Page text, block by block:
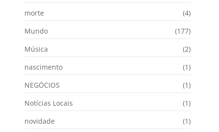
morte
(4)
Mundo
(177)
Música
(2)
nascimento
(1)
NEGÓCIOS
(1)
Notícias Locais
(1)
novidade
(1)